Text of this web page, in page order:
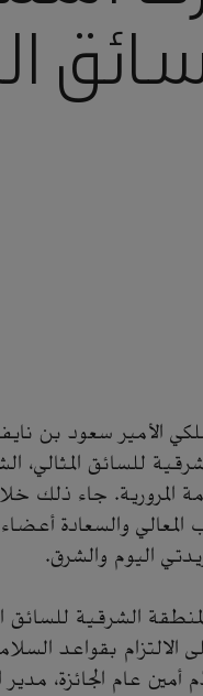
الأمير سعود بن
للسائق
المرورية. جاء ذلك
والسعادة
اليوم والشرق.
الشرقية للسائق
الالتزام بقواعد
أمين عام الجائزة،